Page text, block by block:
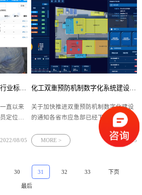
四相科
融合定
备以及
数，充分满足了智能矿山人员定位需
求，积极发挥了科技带领作用，通过高
精度定位位置数据有效的防控安全风
险，通过矿山人员定位系统建全智慧矿
山安全管理体系。
直以来
定位管
UWB定
，实现
2022/08/05
关于加快推进双重预防机制数字化建设
的通知各省市应急部已经下发，为贯彻
落实中央、省、市及公司关于双重预防
机制数字化建设的部署要求，推动化工
防机制数字化建设批次推进计划表要
MORE > 2022/08/05
30 31 32 33 下页
最后